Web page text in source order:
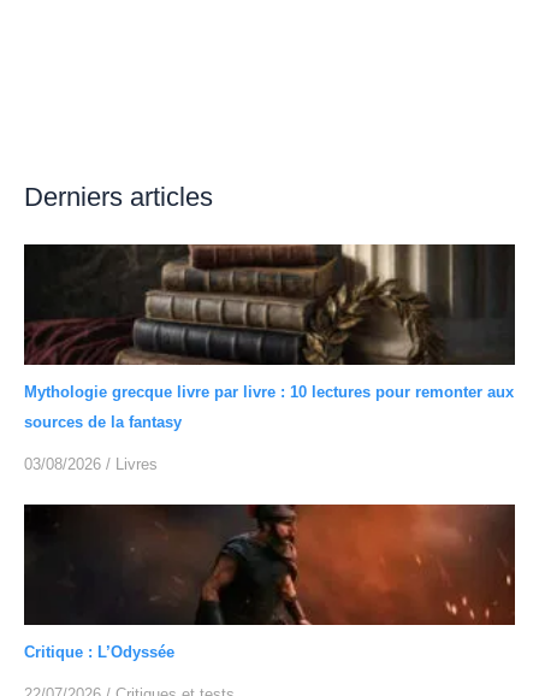
Derniers articles
Mythologie grecque livre par livre : 10 lectures pour remonter aux
sources de la fantasy
03/08/2026 / Livres
Critique : L’Odyssée